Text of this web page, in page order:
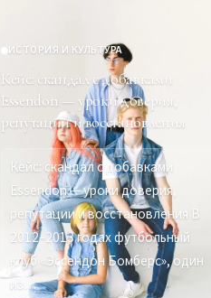
ИСТОРИЯ И КУЛЬТУРА
Кейс: скандал с добавками
Essendon — уроки доверия,
репутации и восстановления
Кейс: скандал с добавками
Essendon — уроки доверия,
репутации и восстановления В
2012–2013 годах футбольный
клуб «Эссендон Бомберс», один
из…